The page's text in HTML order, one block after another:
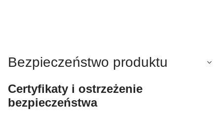
Bezpieczeństwo produktu
Certyfikaty i ostrzeżenie
bezpieczeństwa